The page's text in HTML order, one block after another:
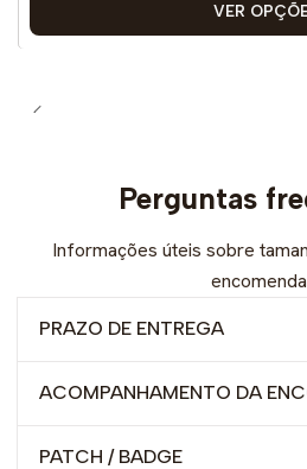
VER
Perguntas
Informações úteis sobre
PRAZO DE ENTREGA
ACOMPANHAMENTO DA
PATCH / BADGE